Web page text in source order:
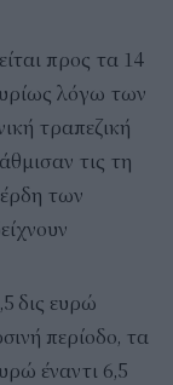
προς τα 14
λόγω των
τραπεζική
τις τη
των
δις ευρώ
περίοδο, τα
έναντι 6,5